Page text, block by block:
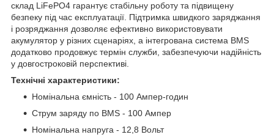
склад LiFePO4 гарантує стабільну роботу та підвищену
безпеку під час експлуатації. Підтримка швидкого заряджання
і розряджання дозволяє ефективно використовувати
акумулятор у різних сценаріях, а інтегрована система BMS
додатково продовжує термін служби, забезпечуючи надійність
у довгостроковій перспективі.
Технічні характеристики:
Номінальна ємність - 100 Ампер-годин
Струм заряду по BMS - 100 Ампер
Номінальна напруга - 12,8 Вольт